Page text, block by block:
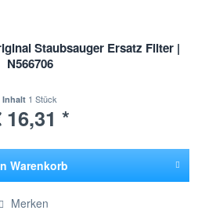
Staubsauger Ersatz Filter |
N566706
Inhalt 1 Stück
16,31 *
Warenkorb
Merken